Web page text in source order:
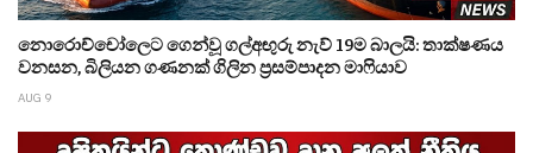
නොරොච්චෝලෙට ගෙන්වූ ගල්අඟුරු නැව් 19ම බාලයි: තාක්ෂණය
වනසන, බිලියන ගණනක් ගිලින ප්‍රසම්පාදන මාෆියාව
AUG 9